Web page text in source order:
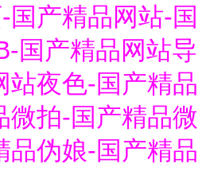
国产精品网站-国
国产精品网站导
站夜色-国产精品
微拍-国产精品微
品伪娘-国产精品